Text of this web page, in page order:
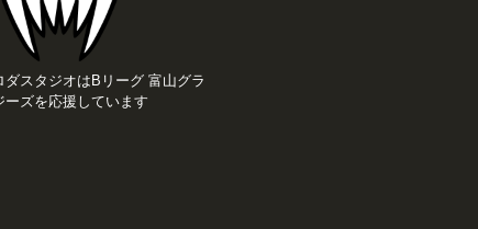
ダスタジオはBリーグ 富山グラ
ーズを応援しています